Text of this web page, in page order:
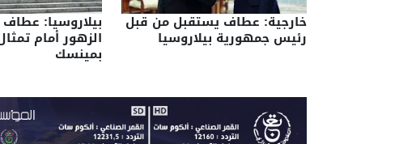
خارجية: عطاف يستقبل من قبل
رئيس جمهورية بيلاروسيا
بيلاروسيا:
الزهور أمام
بمينسك